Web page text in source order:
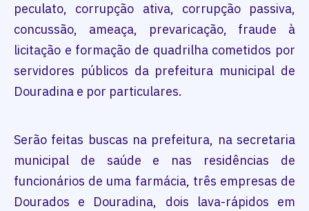
peculato, corrupção ativa, corrupção passiva,
concussão, ameaça, prevaricação, fraude à
licitação e formação de quadrilha cometidos por
servidores públicos da prefeitura municipal de
Douradina e por particulares.
Serão feitas buscas na prefeitura, na secretaria
municipal de saúde e nas residências de
funcionários de uma farmácia, três empresas de
Dourados e Douradina, dois lava-rápidos em